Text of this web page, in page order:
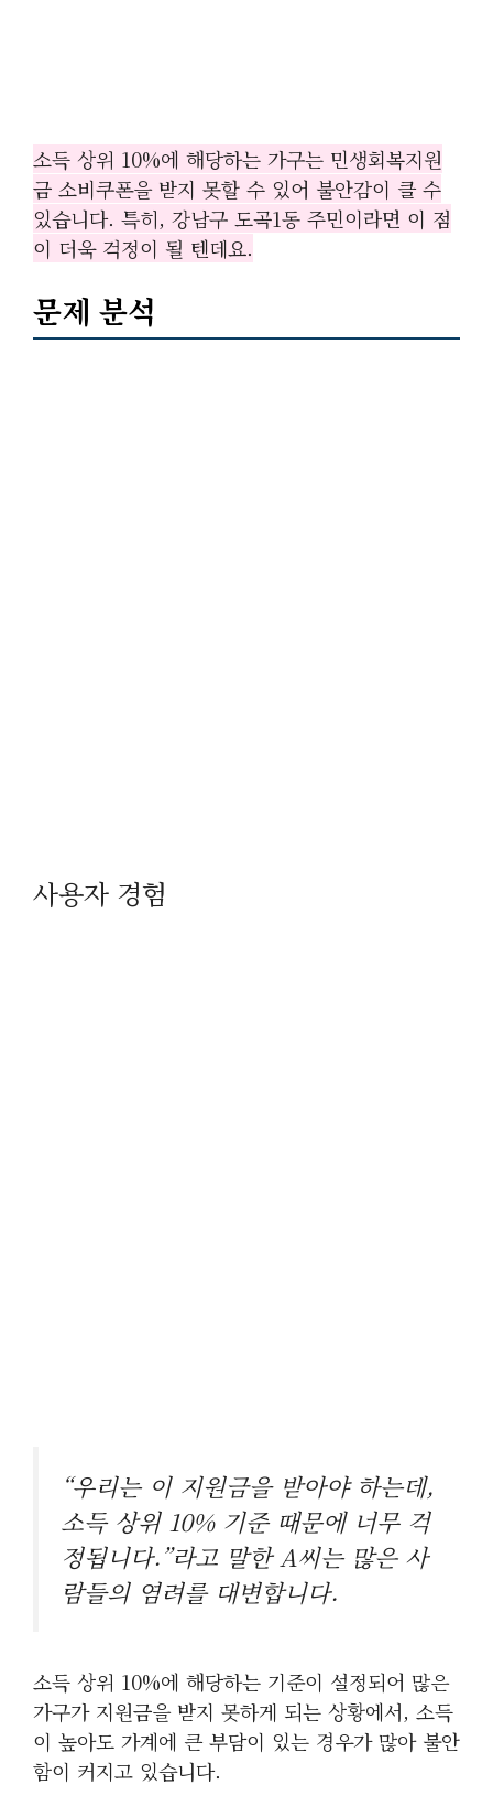
소득 상위 10%에 해당하는 가구는 민생회복지원
금 소비쿠폰을 받지 못할 수 있어 불안감이 클 수
있습니다. 특히, 강남구 도곡1동 주민이라면 이 점
이 더욱 걱정이 될 텐데요.
문제 분석
사용자 경험
“우리는 이 지원금을 받아야 하는데,
소득 상위 10% 기준 때문에 너무 걱
정됩니다.”라고 말한 A씨는 많은 사
람들의 염려를 대변합니다.
소득 상위 10%에 해당하는 기준이 설정되어 많은
가구가 지원금을 받지 못하게 되는 상황에서, 소득
이 높아도 가계에 큰 부담이 있는 경우가 많아 불안
함이 커지고 있습니다.